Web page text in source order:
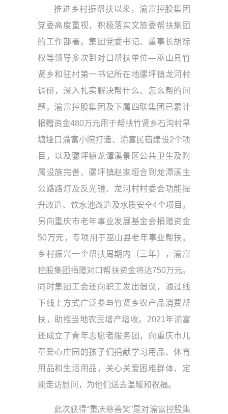
推进乡村振帮扶以来，渝富控股集团
党委高度重视，积极落实文旅委帮扶集团
的工作部署。集团党委书记、董事长胡际
权等领导多次到对口帮扶单位—巫山县竹
贤乡和驻村第一书记所在地骡坪镇龙河村
调研，深入扎实解决帮什么、怎么帮的问
题。渝富控股集团及下属四联集团已累计
捐赠资金480万元用于帮扶竹贤乡石沟村旱
塘垭口渝富小院打造、渝富民宿建设2个项
目，以及骡坪镇龙潭溪景区公共卫生及附
属设施完善、骡坪镇赵家垭合到龙潭溪主
公路路灯及反光镜、龙河村村委会功能提
升改造、饮水池改造及水质安全4个项目。
另向重庆市老年事业发展基金会捐赠资金
50万元，专项用于巫山县老年事业帮扶。
乡村振兴一个帮扶周期内（三年），渝富
控股集团捐赠对口帮扶资金将达750万元。
同时集团工会还向职工发出倡议，通过线
下线上方式广泛参与竹贤乡农产品消费帮
扶，助推当地农民增产增收。2021年渝富
还成立了青年志愿者服务团，向重庆市儿
童爱心庄园的孩子们捐献学习用品、体育
用品和生活用品，关心关爱困难群体，定
期走访慰问，为他们送去温暖和祝福。
此次获得“重庆慈善奖”是对渝富控股集